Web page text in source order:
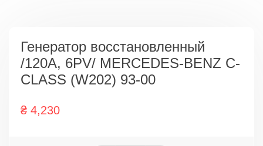
Генератор восстановленный
/120A, 6PV/ MERCEDES-BENZ C-
CLASS (W202) 93-00
₴ 4,230